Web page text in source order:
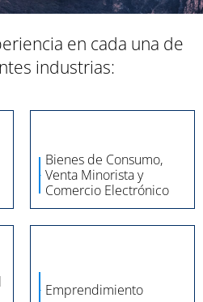
en cada una de
industrias:
Bienes de Consumo,
Venta Minorista y
Comercio Electrónico
Emprendimiento